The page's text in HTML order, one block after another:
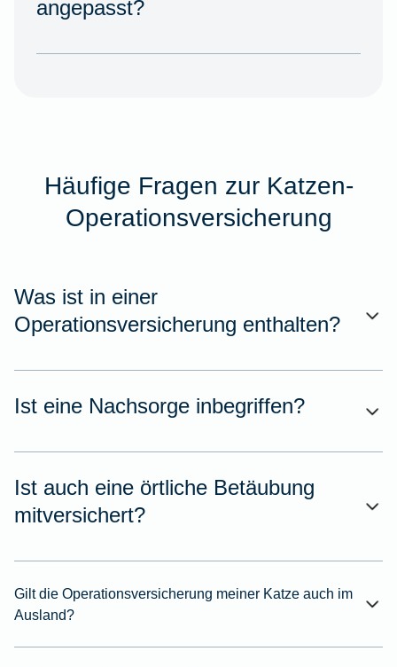
angepasst?
Häufige Fragen zur Katzen-
Operationsversicherung
Was ist in einer
Operationsversicherung enthalten?
Ist eine Nachsorge inbegriffen?
Ist auch eine örtliche Betäubung
mitversichert?
Gilt die Operationsversicherung meiner Katze auch im
Ausland?